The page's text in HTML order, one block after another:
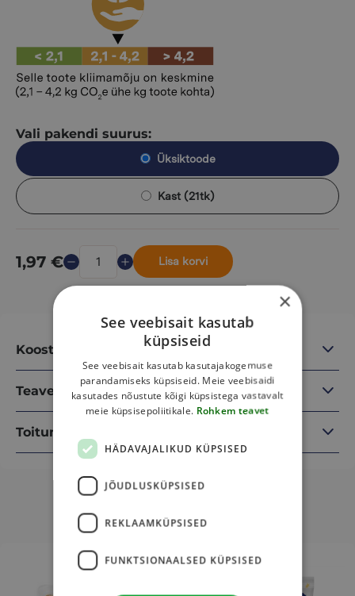
Vali pakendi suurus:
Üksiktoode
Kast (21tk)
1,97 € Lisa korvi
Koostisosad
Teave
Toitumisalane teave
Sulle võib veel meeldida
×
See veebisait kasutab
küpsiseid
See veebisait kasutab kasutajakogemuse
parandamiseks küpsiseid. Meie veebisaidi
kasutades nõustute kõigi küpsistega vastavalt
meie küpsisepoliitikale. Rohkem teavet
HÄDAVAJALIKUD KÜPSISED
JÕUDLUSKÜPSISED
REKLAAMKÜPSISED
FUNKTSIONAALSED KÜPSISED